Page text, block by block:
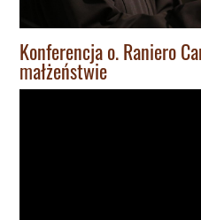
Konferencja o. Raniero
małżeństwie